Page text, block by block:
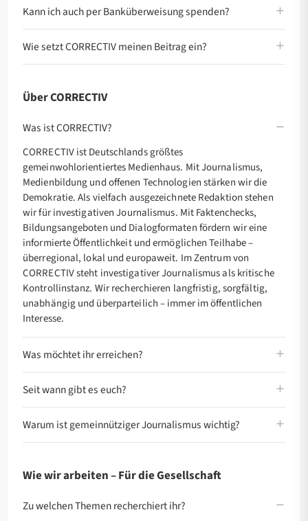
Kann ich auch per Banküberweisung spenden?
Wie setzt CORRECTIV meinen Beitrag ein?
Über CORRECTIV
Was ist CORRECTIV?
CORRECTIV ist Deutschlands größtes
gemeinwohlorientiertes Medienhaus. Mit Journalismus,
Medienbildung und offenen Technologien stärken wir die
Demokratie. Als vielfach ausgezeichnete Redaktion stehen
wir für investigativen Journalismus. Mit Faktenchecks,
Bildungsangeboten und Dialogformaten fördern wir eine
informierte Öffentlichkeit und ermöglichen Teilhabe –
überregional, lokal und europaweit. Im Zentrum von
CORRECTIV steht investigativer Journalismus als kritische
Kontrollinstanz. Wir recherchieren langfristig, sorgfältig,
unabhängig und überparteilich – immer im öffentlichen
Interesse.
Was möchtet ihr erreichen?
Seit wann gibt es euch?
Warum ist gemeinnütziger Journalismus wichtig?
Wie wir arbeiten – Für die Gesellschaft
Zu welchen Themen recherchiert ihr?